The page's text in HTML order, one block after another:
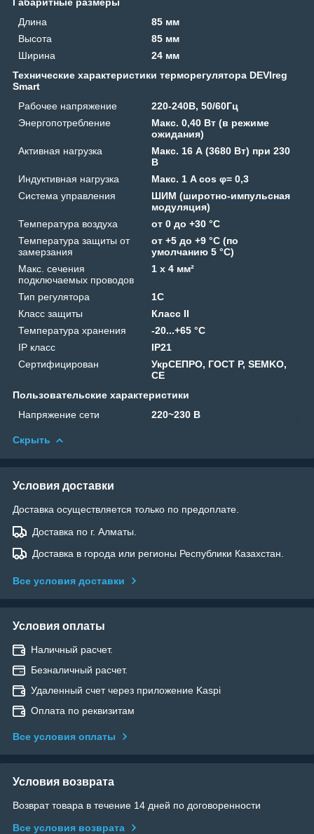
Длина
85 мм
Высота
85 мм
Ширина
24 мм
Технические характеристики терморегулятора DEVIreg
Smart
Рабочее напряжение
220-240В, 50/60Гц
Энергопотребление
Макс. 0,40 Вт (в режиме
ожидания)
Активная нагрузка
Макс. 16 А (3680 Вт) при 230
В
Индуктивная нагрузка
Макс. 1 A cos φ= 0,3
Система управления
ШИМ (широтно-импульсная
модуляция)
Температура воздуха
от 0 до +30 °C
Температура защиты от
замерзания
от +5 до +9 °C (по
умолчанию 5 °C)
Макс. сечения
подключаемых проводов
1 x 4 мм²
Тип регулятора
1C
Класс защиты
Класс II
Температура хранения
-20...+65 °C
IP класс
IP21
Сертифицирован
УкрСЕПРО, ГОСТ Р, SEMKO,
CE
Пользовательские характеристики
Напряжение сети
220~230 В
Скрыть
Условия доставки
Доставка осуществляется только по предоплате.
Доставка по г. Алматы.
Доставка в города или регионы Республики Казахстан.
Все условия доставки
Условия оплаты
Наличный расчет.
Безналичный расчет.
Удаленный счет через приложение Kaspi
Оплата по реквизитам
Все условия оплаты
Условия возврата
Возврат товара в течение 14 дней по договоренности
Все условия возврата